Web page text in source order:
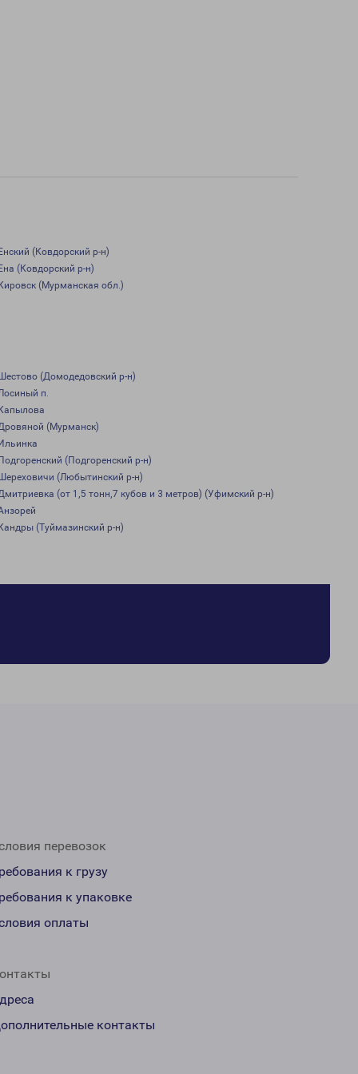
(Ковдорский р-н)
(Ковдорский р-н)
(Мурманская обл.)
(Домодедовский р-н)
п.
(Мурманск)
(Подгоренский р-н)
(Любытинский р-н)
(от 1,5 тонн,7 кубов и 3 метров) (Уфимский р-н)
(Туймазинский р-н)
перевозок
к грузу
к упаковке
оплаты
контакты